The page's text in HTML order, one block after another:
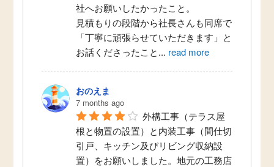
社へお願いしたかったこと。
見積もりの段階から社長さんも同席で
「丁寧に頑張らせていただきます」と
お話くださったこと... read more
おのえま
7 months ago
外構工事（テラス屋
根と物置の設置）と内装工事（間仕切
引戸、キッチン及びリビング収納設
置）をお願いしました。地元の工務店